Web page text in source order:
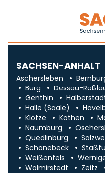
SACHSEN-ANHALT
Aschersleben
Burg
Dessau-
Genthin
Halle (Saale)
Klötze
Köthen
Naumburg
Quedlinburg
Schönebeck
Weißenfels
Wolmirstedt
Zeitz